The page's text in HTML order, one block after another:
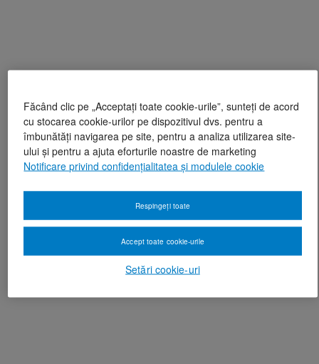
Făcând clic pe „Acceptați toate cookie-urile”, sunteți de acord
cu stocarea cookie-urilor pe dispozitivul dvs. pentru a
îmbunătăți navigarea pe site, pentru a analiza utilizarea site-
ului și pentru a ajuta eforturile noastre de marketing
Notificare privind confidențialitatea și modulele cookie
Setări cookie-uri
Respingeți toate
Accept toate cookie-urile